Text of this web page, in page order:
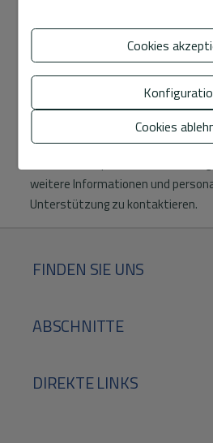
müssen Sie die steuerliche
beantragen und ab diesem
Wir sind hier, um Ihnen bei der
Nummer und bei dem gesamten
weitere Informationen und
Unterstützung zu kontaktieren.
FINDEN SIE UNS
ABSCHNITTE
DIREKTE LINKS
Cookies
Cookies